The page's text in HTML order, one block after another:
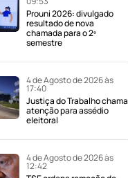
Prouni 2026: divulgado
resultado de nova
chamada para o 2º
semestre
4 de Agosto de 2026 às
17:40
Justiça do Trabalho chama
atenção para assédio
eleitoral
4 de Agosto de 2026 às
12:42